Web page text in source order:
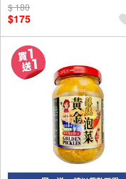
$ 180
$175